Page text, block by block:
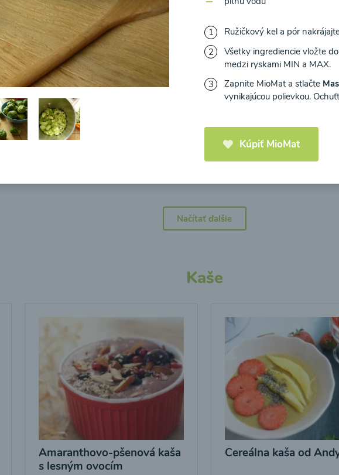
Brokolicová polievka s
pečenými cherry a
mozzarelou od Recepty
Mojej Zdravej Kuchyne
Brokolicová polievka
syrom
00:25
Načítať ďalšie
Kaše
Amaranthovo-pšenová kaša
s lesným ovocím
Cereálna kaša od
Ružičkový kel a pór
Všetky ingrediencie vložte
medzi ryskami MIN a MAX.
Zapnite MioMat a stlačte
vynikajúcou polievkou.
Kúpiť MioMat
a súhlasím s nimi.